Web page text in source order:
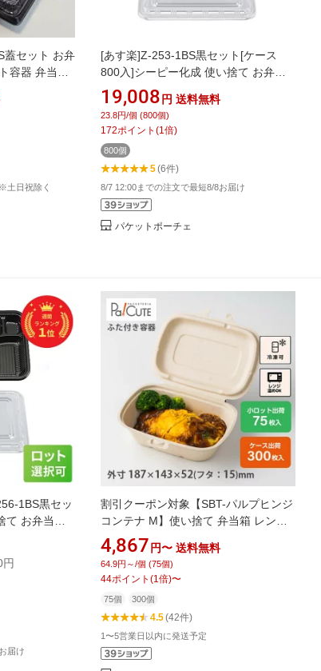
蓋セット お弁
容器 弁当屋
応 KE10
土日祝除く
[あす楽]Z-253-1BS黒セット[ケース
800入]シーピー化成 使い捨て お弁当
箱 弁当容器 業務用 宅配 持ち帰り テイ
クアウト
19,008 円 送料無料
23.8円/個 (800個)
172ポイント (1倍)
800個
5(6件)
8/7 12:00までの注文で最短8/8お届け
パケットポーチェ
1BS黒セッ
お弁当箱
帰り テイク
届け
割引クーポン対象【SBT-パルプヒンジ
コンテナ M】使い捨て 弁当箱 レンジ
ランチボックス 使い捨て 電子レンジ
冷凍 テイクアウト 容器 おしゃれ フー
ドパック バガス 使い捨て容器 紙 お弁
当箱 業務用 丼 弁当容器 レンジ対応 カ
フェ エコ ボックス お持ち帰り
4,867 円〜 送料無料
64.9円～/個 (75個)
44ポイント (1倍)〜
75個 300個
4.5(42件)
1〜5営業日以内に発送予定